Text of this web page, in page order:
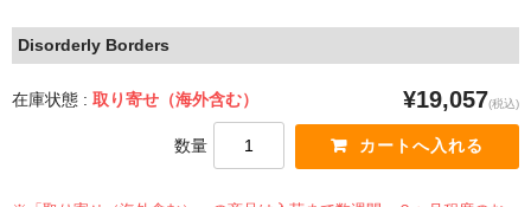
Disorderly Borders
在庫状態 : 取り寄せ（海外含む） ¥19,057(税込)
数量